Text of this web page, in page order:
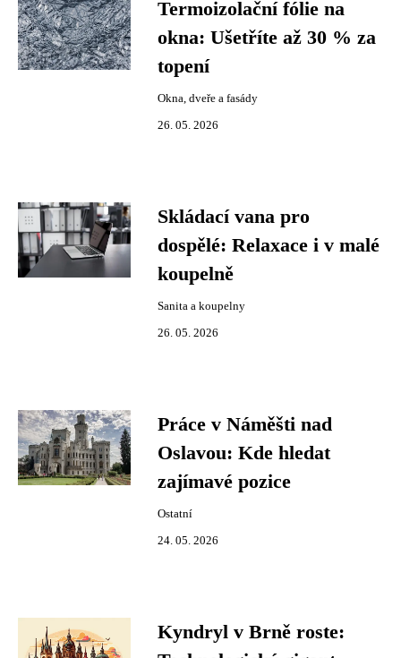
Termoizolační fólie na
okna: Ušetříte až 30 % za
topení
Okna, dveře a fasády
26. 05. 2026
Skládací vana pro
dospělé: Relaxace i v malé
koupelně
Sanita a koupelny
26. 05. 2026
Práce v Náměšti nad
Oslavou: Kde hledat
zajímavé pozice
Ostatní
24. 05. 2026
Kyndryl v Brně roste: